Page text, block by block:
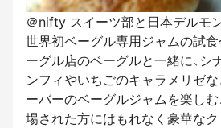
＠nifty スイーツ部と日本デルモ
世界初ベーグル専用ジャムの試
ーグル店のベーグルと一緒に、シ
ンフィやいちごのキャラメリゼな
ーバーのベーグルジャムを楽し
場された方にはもれなく豪華な